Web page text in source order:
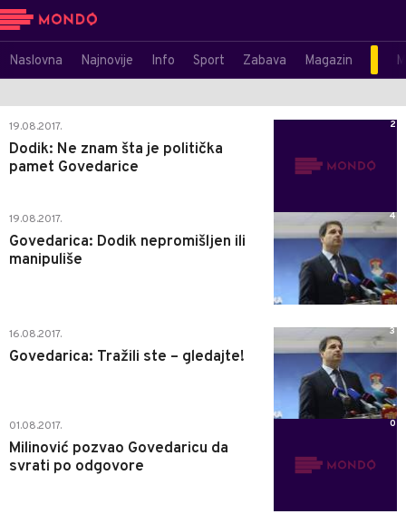
Naslovna Najnovije Info Sport Zabava Magazin
19.08.2017.
Dodik: Ne znam šta je politička
pamet Govedarice
2
19.08.2017.
Govedarica: Dodik nepromišljen ili
manipuliše
4
16.08.2017.
Govedarica: Tražili ste – gledajte!
3
01.08.2017.
Milinović pozvao Govedaricu da
svrati po odgovore
0